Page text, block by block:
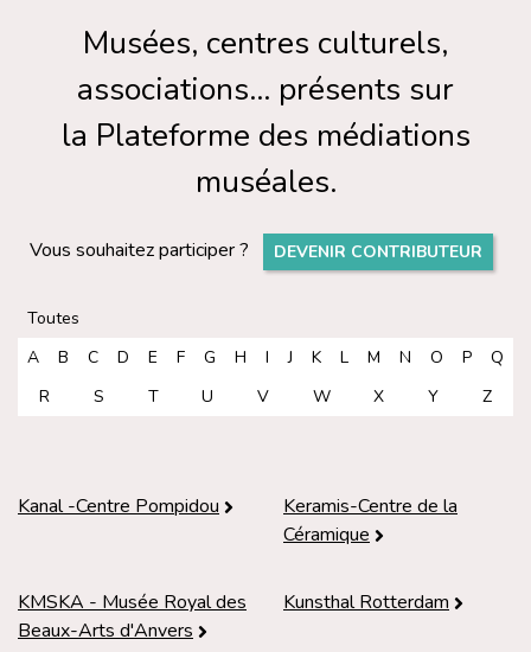
Musées, centres culturels,
associations… présents sur
la Plateforme des médiations
muséales.
Vous souhaitez participer ? DEVENIR CONTRIBUTEUR
Toutes
A
B C D E F G H I J K L M N O P
Q
R
S T U V W X Y Z
Kanal -Centre Pompidou
Keramis-Centre de la
Céramique
KMSKA - Musée Royal des
Beaux-Arts d'Anvers
Kunsthal Rotterdam